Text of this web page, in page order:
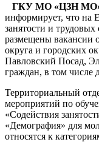
ГКУ МО «ЦЗН МО»
информирует, что на
занятости и
размещены вакансии
округа и городских
Павловский Посад,
граждан, в том числе
Территориальный
мероприятий по
«Содействия
«Демография» для
относятся к